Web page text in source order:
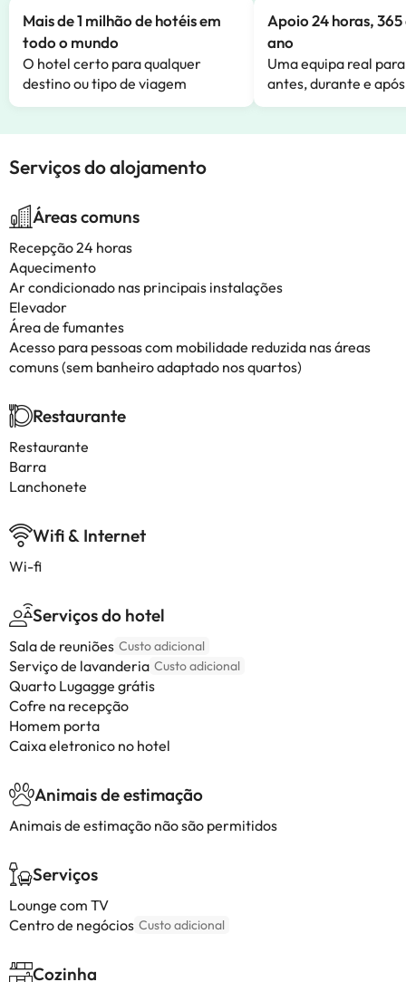
Mais de 1 milhão de hotéis em
todo o mundo
O hotel certo para qualquer
destino ou tipo de viagem
Apoio 24 horas,
ano
Uma equipa real
antes, durante e
Serviços do alojamento
Áreas comuns
Recepção 24 horas
Aquecimento
Ar condicionado nas principais instalações
Elevador
Área de fumantes
Acesso para pessoas com mobilidade reduzida nas áreas
comuns (sem banheiro adaptado nos quartos)
Restaurante
Restaurante
Barra
Lanchonete
Wifi & Internet
Wi-fi
Serviços do hotel
Sala de reuniões Custo adicional
Serviço de lavanderia Custo adicional
Quarto Lugagge grátis
Cofre na recepção
Homem porta
Caixa eletronico no hotel
Animais de estimação
Animais de estimação não são permitidos
Serviços
Lounge com TV
Centro de negócios Custo adicional
Cozinha